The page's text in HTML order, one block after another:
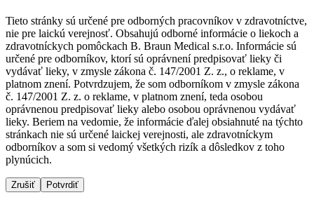
Uzatváranie rán
Riešenia
Terapie
Dialyzačné strediská
B. Braun Avitum poskytuje kvalitnú dialyzačnú starostlivosť
vo všetkých svojich strediskách na Slovensku. Viac
informácií nájdete na stránke jednotlivých stredísk.
Nájdite si prácu u nás​
Objavte svoje kariérne príležitosti ​v B. Braun. Vyhľadajte náš
trh práce​ pre zaujímavé pozície na Slovensku.​
Médiá
Kontakt
Tieto stránky sú určené pre odborných pracovníkov v zdravotníctve,
nie pre laickú verejnosť. Obsahujú odborné informácie o liekoch a
zdravotníckych pomôckach B. Braun Medical s.r.o. Informácie sú
určené pre odborníkov, ktorí sú oprávnení predpisovať lieky či
vydávať lieky, v zmysle zákona č. 147/2001 Z. z., o reklame, v
platnom znení. Potvrdzujem, že som odborníkom v zmysle zákona
č. 147/2001 Z. z. o reklame, v platnom znení, teda osobou
oprávnenou predpisovať lieky alebo osobou oprávnenou vydávať
lieky. Beriem na vedomie, že informácie ďalej obsiahnuté na týchto
stránkach nie sú určené laickej verejnosti, ale zdravotníckym
odborníkov a som si vedomý všetkých rizík a dôsledkov z toho
plynúcich.
Zrušiť Potvrdiť